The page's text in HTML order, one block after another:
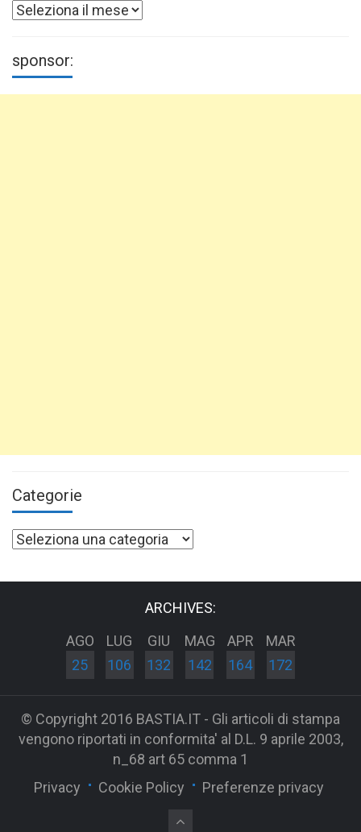
Archivi
sponsor:
Categorie
Categorie
ARCHIVES:
AGO
25
LUG
106
GIU
132
MAG
142
APR
164
MAR
172
© Copyright 2016 BASTIA.IT - Gli articoli di stampa
vengono riportati in conformita' al D.L. 9 aprile 2003,
n_68 art 65 comma 1
Privacy
Cookie Policy Preferenze privacy